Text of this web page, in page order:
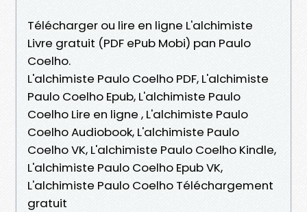
Télécharger ou lire en ligne L'alchimiste
Livre gratuit (PDF ePub Mobi) pan Paulo
Coelho.
L'alchimiste Paulo Coelho PDF, L'alchimiste
Paulo Coelho Epub, L'alchimiste Paulo
Coelho Lire en ligne , L'alchimiste Paulo
Coelho Audiobook, L'alchimiste Paulo
Coelho VK, L'alchimiste Paulo Coelho Kindle,
L'alchimiste Paulo Coelho Epub VK,
L'alchimiste Paulo Coelho Téléchargement
gratuit